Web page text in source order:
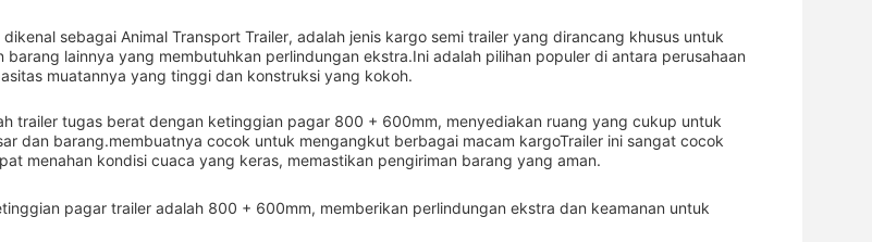
dikenal sebagai Animal Transport Trailer, adalah jenis kargo semi trailer yang dirancang khusus untuk
barang lainnya yang membutuhkan perlindungan ekstra.Ini adalah pilihan populer di antara perusahaan
muatannya yang tinggi dan konstruksi yang kokoh.
trailer tugas berat dengan ketinggian pagar 800 + 600mm, menyediakan ruang yang cukup untuk
dan barang.membuatnya cocok untuk mengangkut berbagai macam kargoTrailer ini sangat cocok
menahan kondisi cuaca yang keras, memastikan pengiriman barang yang aman.
pagar trailer adalah 800 + 600mm, memberikan perlindungan ekstra dan keamanan untuk